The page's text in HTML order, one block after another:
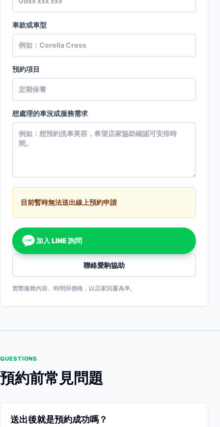
車款或車型
預約項目
想處理的車況或服務需求
目前暫時無法送出線上預約申請
LINE 加入 LINE 詢問
聯絡愛駒協助
實際服務內容、時間與價格，以店家回覆為準。
QUESTIONS
預約前常見問題
送出後就是預約成功嗎？